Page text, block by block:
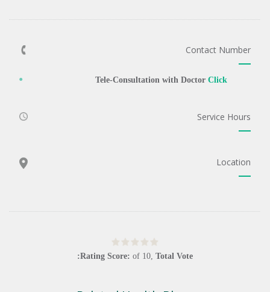
Contact Number
Tele-Consultation with Doctor Click
Service Hours
Location
Rating Score: of 10, Total Vote: